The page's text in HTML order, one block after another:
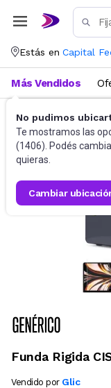
Estás en Capital
No pudimos
Te mostramos las
(1406). Podés
quieras.
cambiar
Más Vendidos
Accesorios de
Funda Rigida
Vendido por Glic